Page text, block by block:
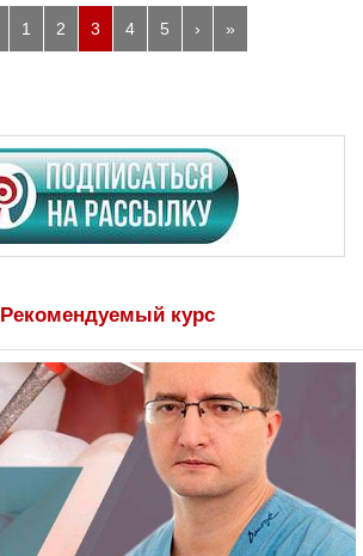
1 2 3 4 5 › »
Рекомендуемый курс